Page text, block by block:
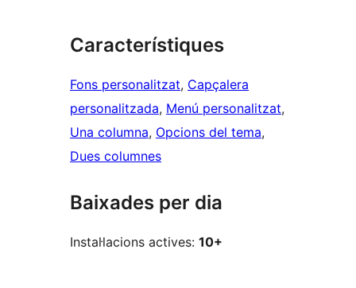
Característiques
Fons personalitzat, Capçalera
personalitzada, Menú personalitzat
Una columna, Opcions del tema
Dues columnes
Baixades per dia
Instal·lacions actives: 10+